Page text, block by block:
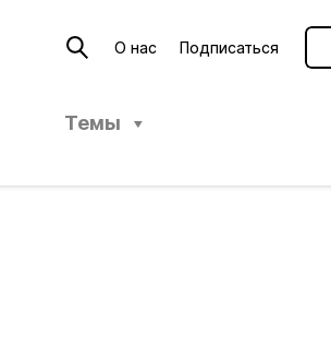
О нас Подписаться
Темы